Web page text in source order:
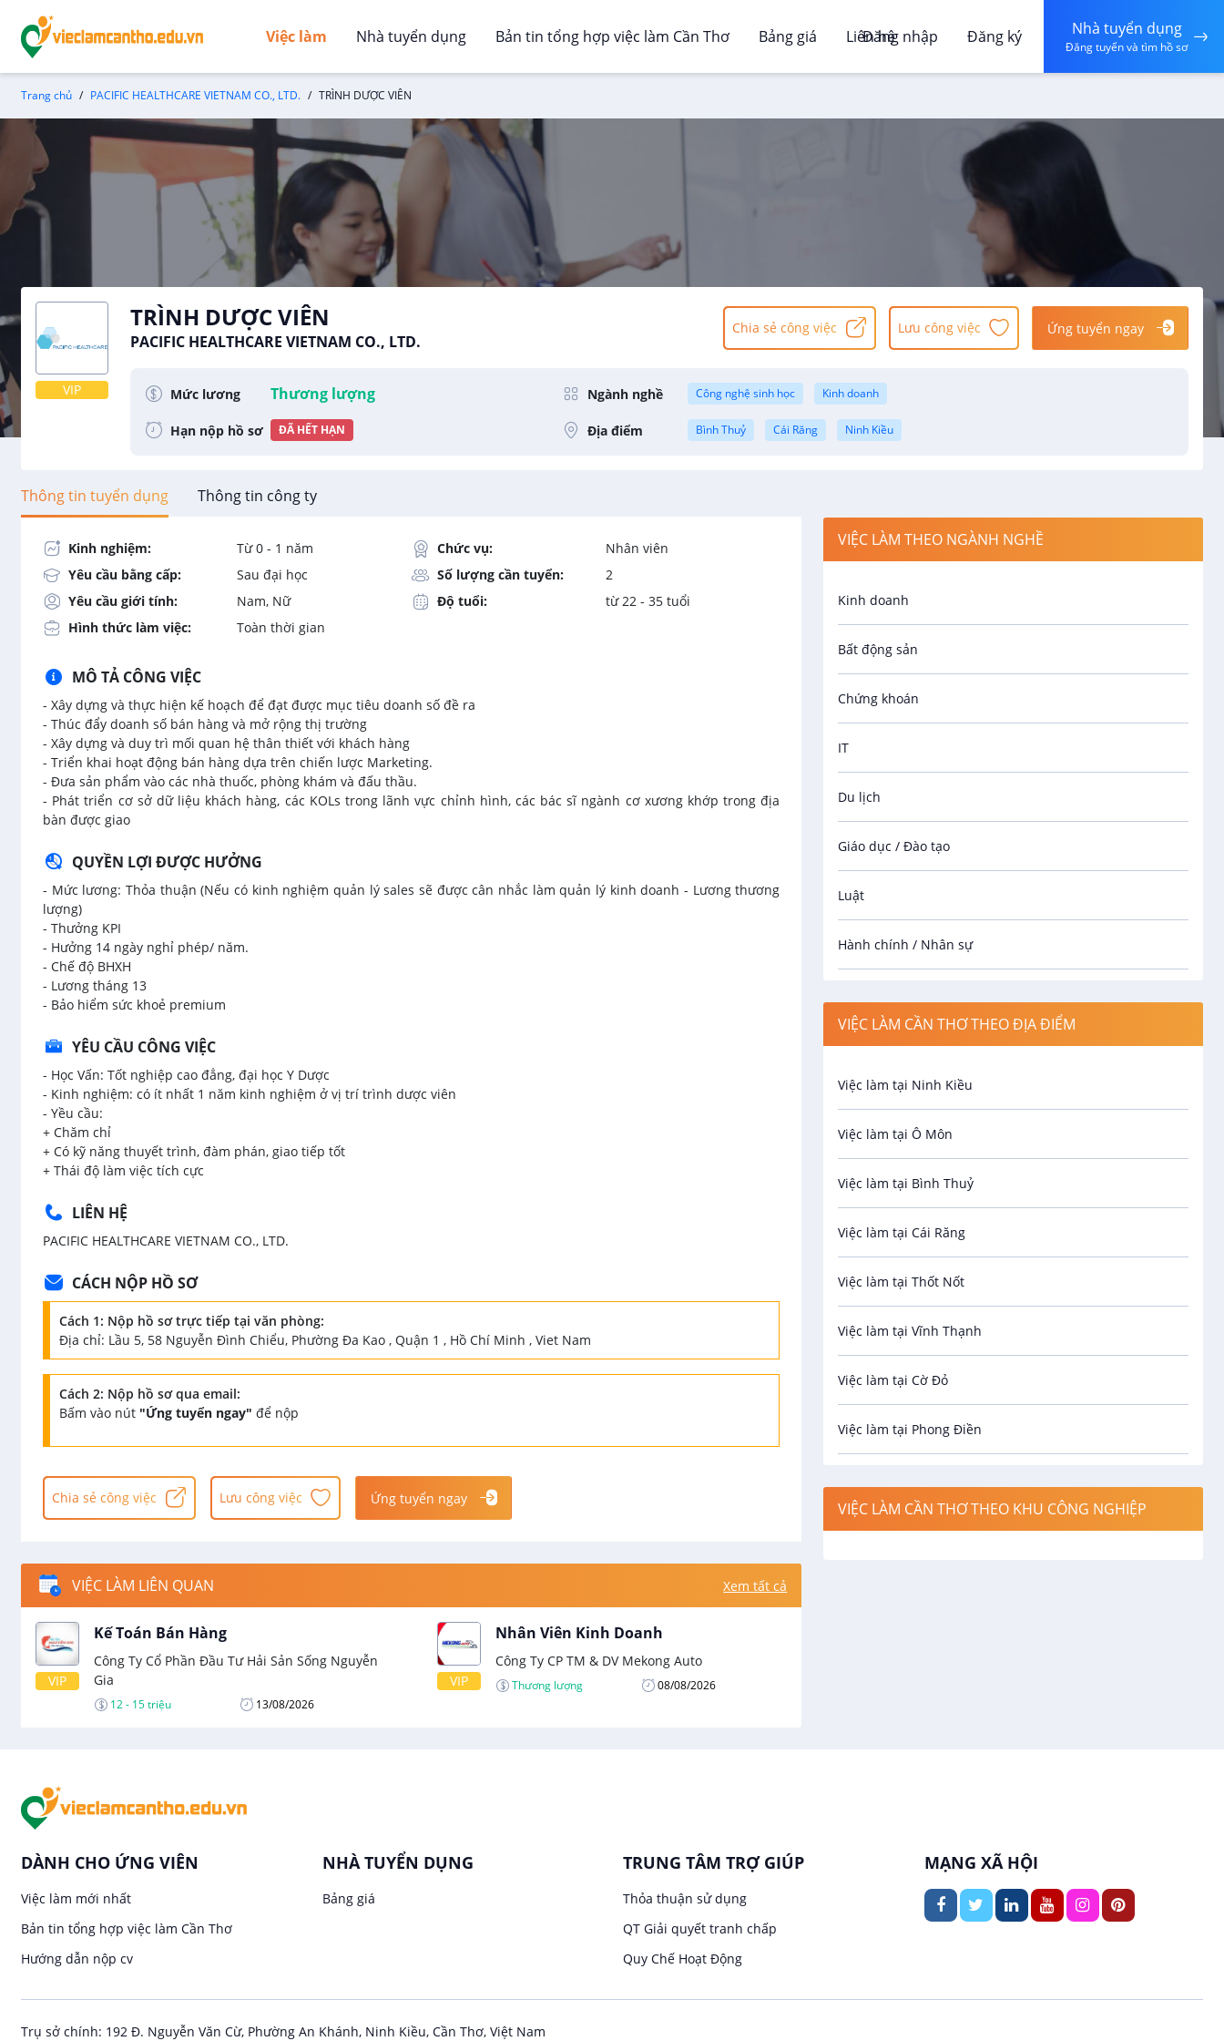
Việc làm Nhà tuyển dụng Bản tin tổng hợp việc làm Cần Thơ Bảng giá Liên hệ
Đăng nhập Đăng ký Nhà tuyển dụng
Đăng tuyển và tìm hồ sơ
Trang chủ PACIFIC HEALTHCARE VIETNAM CO., LTD. TRÌNH DƯỢC VIÊN
VIP
TRÌNH DƯỢC VIÊN
PACIFIC HEALTHCARE VIETNAM CO., LTD.
Chia sẻ công việc Lưu công việc Ứng tuyển ngay
Mức lương Thương lượng Ngành nghề Công nghệ sinh học Kinh doanh
Hạn nộp hồ sơ ĐÃ HẾT HẠN Địa điểm Bình Thuỷ Cái Răng Ninh Kiều
Thông tin tuyển dụng Thông tin công ty
Kinh nghiệm: Từ 0 - 1 năm Chức vụ:
Nhân viên
Yêu cầu bằng cấp:
Sau đại học Số lượng cần tuyển:
2
Yêu cầu giới tính:
Nam, Nữ Độ tuổi:
từ 22 - 35 tuổi
Hình thức làm việc:
Toàn thời gian
MÔ TẢ CÔNG VIỆC
- Xây dựng và thực hiện kế hoạch để đạt được mục tiêu doanh số đề ra
- Thúc đẩy doanh số bán hàng và mở rộng thị trường
- Xây dựng và duy trì mối quan hệ thân thiết với khách hàng
- Triển khai hoạt động bán hàng dựa trên chiến lược Marketing.
- Đưa sản phẩm vào các nhà thuốc, phòng khám và đấu thầu.
- Phát triển cơ sở dữ liệu khách hàng, các KOLs trong lãnh vực chỉnh hình, các bác sĩ ngành cơ xương khớp trong địa
bàn được giao
QUYỀN LỢI ĐƯỢC HƯỞNG
- Mức lương: Thỏa thuận (Nếu có kinh nghiệm quản lý sales sẽ được cân nhắc làm quản lý kinh doanh - Lương thương
lượng)
- Thưởng KPI
- Hưởng 14 ngày nghỉ phép/ năm.
- Chế độ BHXH
- Lương tháng 13
- Bảo hiểm sức khoẻ premium
YÊU CẦU CÔNG VIỆC
- Học Vấn: Tốt nghiệp cao đẳng, đại học Y Dược
- Kinh nghiệm: có ít nhất 1 năm kinh nghiệm ở vị trí trình dược viên
- Yều cầu:
+ Chăm chỉ
+ Có kỹ năng thuyết trình, đàm phán, giao tiếp tốt
+ Thái độ làm việc tích cực
LIÊN HỆ
PACIFIC HEALTHCARE VIETNAM CO., LTD.
CÁCH NỘP HỒ SƠ
Cách 1: Nộp hồ sơ trực tiếp tại văn phòng:
Địa chỉ: Lầu 5, 58 Nguyễn Đình Chiểu, Phường Đa Kao , Quận 1 , Hồ Chí Minh , Viet Nam
Cách 2: Nộp hồ sơ qua email:
Bấm vào nút "Ứng tuyển ngay" để nộp
Chia sẻ công việc Lưu công việc Ứng tuyển ngay
VIỆC LÀM LIÊN QUAN Xem tất cả
VIP
Kế Toán Bán Hàng
Công Ty Cổ Phần Đầu Tư Hải Sản Sống Nguyễn
Gia
12 - 15 triệu 13/08/2026
VIP
Nhân Viên Kinh Doanh
Công Ty CP TM & DV Mekong Auto
Thương lượng 08/08/2026
VIỆC LÀM THEO NGÀNH NGHỀ
Kinh doanh
Bất động sản
Chứng khoán
IT
Du lịch
Giáo dục / Đào tạo
Luật
Hành chính / Nhân sự
Spa
Bảo Vệ
An toàn lao động
Bảo hiểm
Biên phiên dịch
Bưu chính viễn thông
Cơ khí
Công nghệ sinh học
Công nghệ thực phẩm
Điện / Điện tử / Điện lạnh
Hàng hải / Hàng không
VIỆC LÀM CẦN THƠ THEO ĐỊA ĐIỂM
Việc làm tại Ninh Kiều
Việc làm tại Ô Môn
Việc làm tại Bình Thuỷ
Việc làm tại Cái Răng
Việc làm tại Thốt Nốt
Việc làm tại Vĩnh Thạnh
Việc làm tại Cờ Đỏ
Việc làm tại Phong Điền
Việc làm tại Cái Khế
Việc làm tại Thới Long
Việc làm tại Trung Nhất
VIỆC LÀM CẦN THƠ THEO KHU CÔNG NGHIỆP
DÀNH CHO ỨNG VIÊN
Việc làm mới nhất
Bản tin tổng hợp việc làm Cần Thơ
Hướng dẫn nộp cv
NHÀ TUYỂN DỤNG
Bảng giá
TRUNG TÂM TRỢ GIÚP
Thỏa thuận sử dụng
QT Giải quyết tranh chấp
Quy Chế Hoạt Động
MẠNG XÃ HỘI
Trụ sở chính: 192 Đ. Nguyễn Văn Cừ, Phường An Khánh, Ninh Kiều, Cần Thơ, Việt Nam